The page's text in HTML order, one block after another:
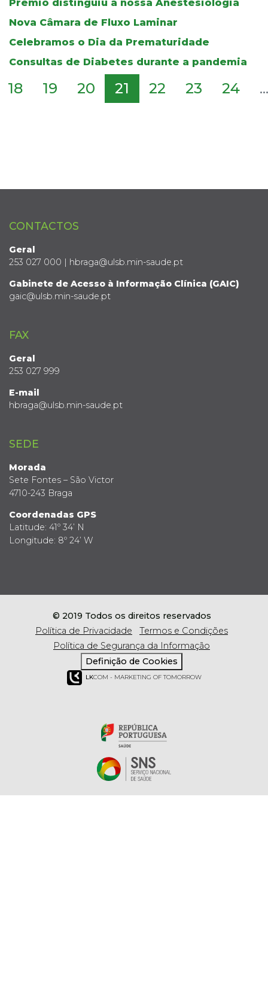
Prémio distinguiu a nossa Anestesiologia
Nova Câmara de Fluxo Laminar
Celebramos o Dia da Prematuridade
Consultas de Diabetes durante a pandemia
18 19 20 21 22 23 24 ...
CONTACTOS
Geral
253 027 000 | hbraga@ulsb.min-saude.pt
Gabinete de Acesso à Informação Clínica (GAIC)
gaic@ulsb.min-saude.pt
FAX
Geral
253 027 999
E-mail
hbraga@ulsb.min-saude.pt
SEDE
Morada
Sete Fontes – São Victor
4710-243 Braga
Coordenadas GPS
Latitude: 41º 34’ N
Longitude: 8º 24’ W
© 2019 Todos os direitos reservados
Política de Privacidade
Termos e Condições
Política de Segurança da Informação
Definição de Cookies
LKCOM - MARKETING OF TOMORROW